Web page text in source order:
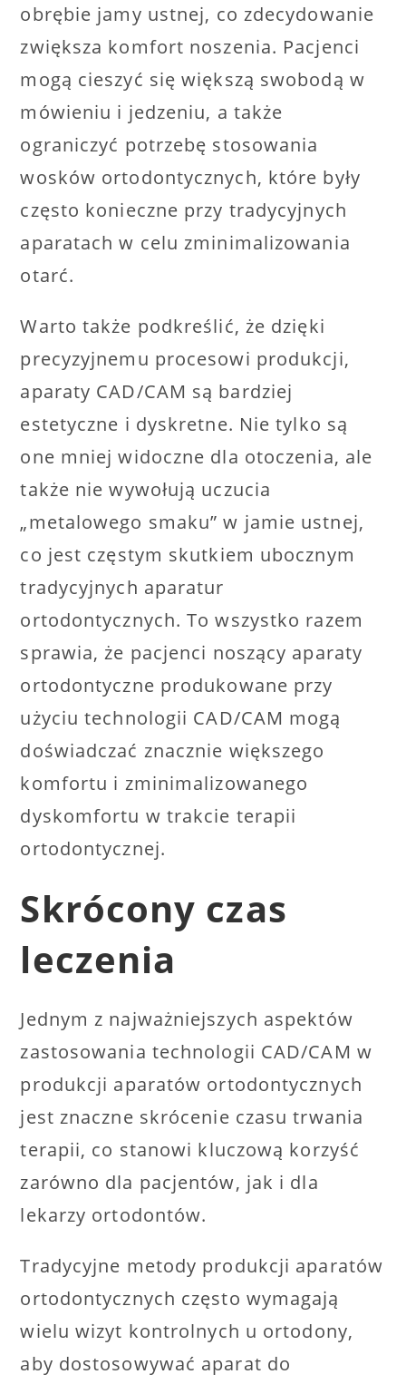
obrębie jamy ustnej, co zdecydowanie
zwiększa komfort noszenia. Pacjenci
mogą cieszyć się większą swobodą w
mówieniu i jedzeniu, a także
ograniczyć potrzebę stosowania
wosków ortodontycznych, które były
często konieczne przy tradycyjnych
aparatach w celu zminimalizowania
otarć.
Warto także podkreślić, że dzięki
precyzyjnemu procesowi produkcji,
aparaty CAD/CAM są bardziej
estetyczne i dyskretne. Nie tylko są
one mniej widoczne dla otoczenia, ale
także nie wywołują uczucia
„metalowego smaku” w jamie ustnej,
co jest częstym skutkiem ubocznym
tradycyjnych aparatur
ortodontycznych. To wszystko razem
sprawia, że pacjenci noszący aparaty
ortodontyczne produkowane przy
użyciu technologii CAD/CAM mogą
doświadczać znacznie większego
komfortu i zminimalizowanego
dyskomfortu w trakcie terapii
ortodontycznej.
Skrócony czas
leczenia
Jednym z najważniejszych aspektów
zastosowania technologii CAD/CAM w
produkcji aparatów ortodontycznych
jest znaczne skrócenie czasu trwania
terapii, co stanowi kluczową korzyść
zarówno dla pacjentów, jak i dla
lekarzy ortodontów.
Tradycyjne metody produkcji aparatów
ortodontycznych często wymagają
wielu wizyt kontrolnych u ortodony,
aby dostosowywać aparat do